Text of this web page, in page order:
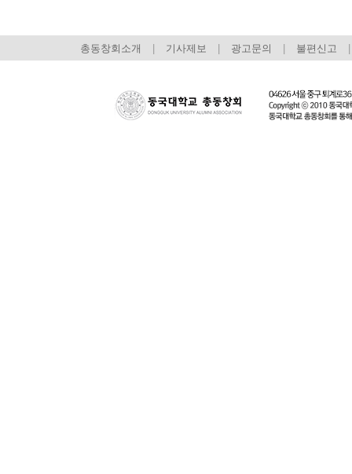
총동창회소개 기사제보 광고문의 불편신고